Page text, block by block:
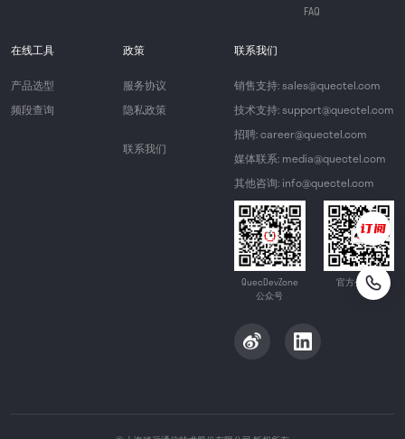
FAQ
在线工具
产品选型
频段查询
政策
服务协议
隐私政策
联系我们
联系我们
销售支持: sales@quectel.com
技术支持: support@quectel.com
招聘: career@quectel.com
媒体联系: media@quectel.com
其他咨询: info@quectel.com
QuecDevZone
公众号
官方公众号